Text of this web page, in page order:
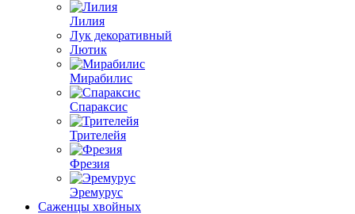
Лилия
Лук декоративный
Лютик
Мирабилис
Спараксис
Трителейя
Фрезия
Эремурус
Саженцы хвойных